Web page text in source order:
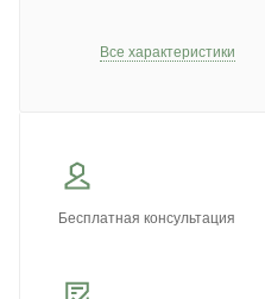
Все характеристики
Бесплатная консультация